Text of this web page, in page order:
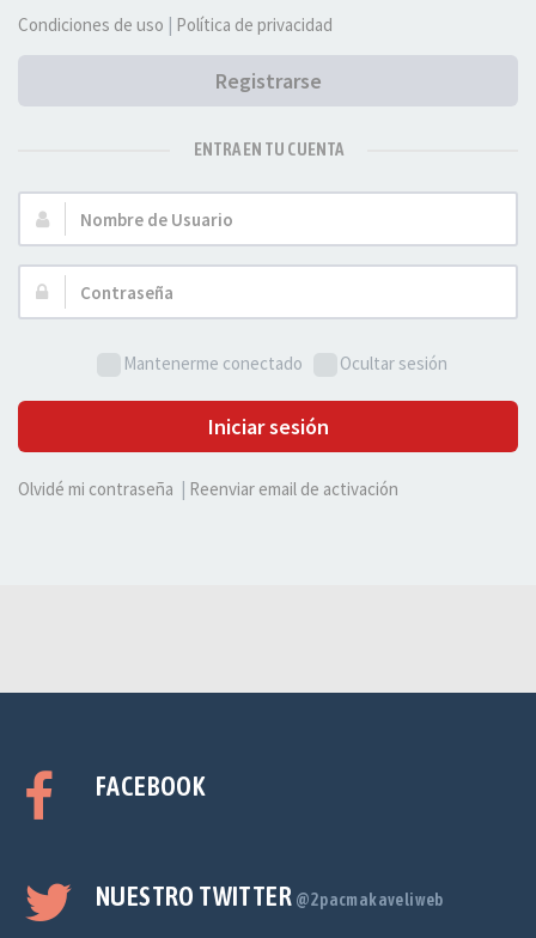
Condiciones de uso | Política de privacidad
Registrarse
ENTRA EN TU CUENTA
Nombre
de
Usuario:
Contraseña:
Mantenerme conectado Ocultar sesión
Iniciar sesión
Olvidé mi contraseña Reenviar email de activación
FACEBOOK
NUESTRO TWITTER @2pacmakaveliweb